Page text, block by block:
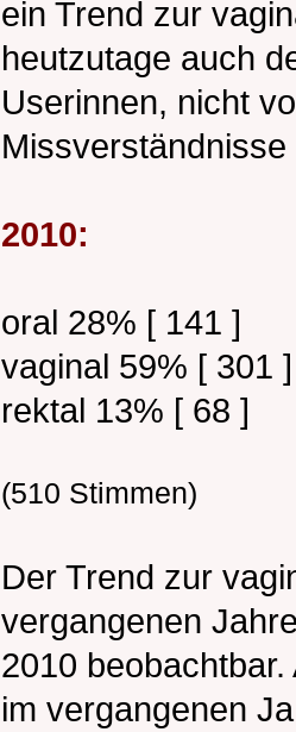
ein Trend zur
heutzutage auch
Userinnen, nicht
2010:
oral 28% [ 141 ]
vaginal 59% [ 301 ]
rektal 13% [ 68 ]
(510 Stimmen)
Der Trend zur
vergangenen
2010
im vergangenen